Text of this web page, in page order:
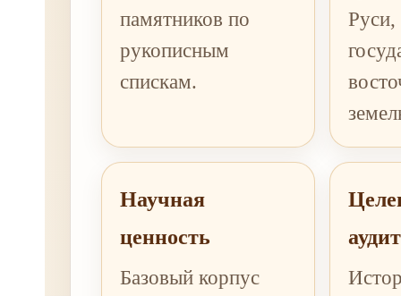
памятников по
рукописным
спискам.
Руси,
Научная
ценность
Базовый корпус